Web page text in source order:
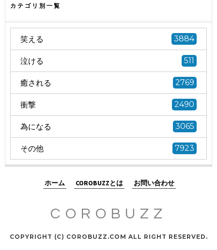
カテゴリ別一覧
笑える 3884
泣ける 511
癒される 2769
衝撃 2490
為になる 3065
その他 7923
ホーム COROBUZZとは お問い合わせ
COROBUZZ
COPYRIGHT (C) COROBUZZ.COM ALL RIGHT RESERVED.